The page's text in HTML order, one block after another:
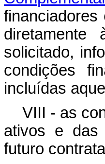
financiadores
diretamente
solicitado,
condições
incluídas
VIII - as
ativos e das
futuro